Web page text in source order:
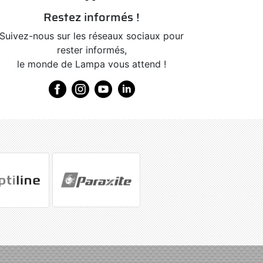
Restez informés !
Suivez-nous sur les réseaux sociaux pour
rester informés,
le monde de Lampa vous attend !